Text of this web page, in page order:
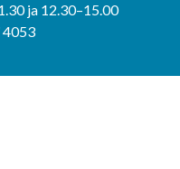
ja 12.30–15.00
4053